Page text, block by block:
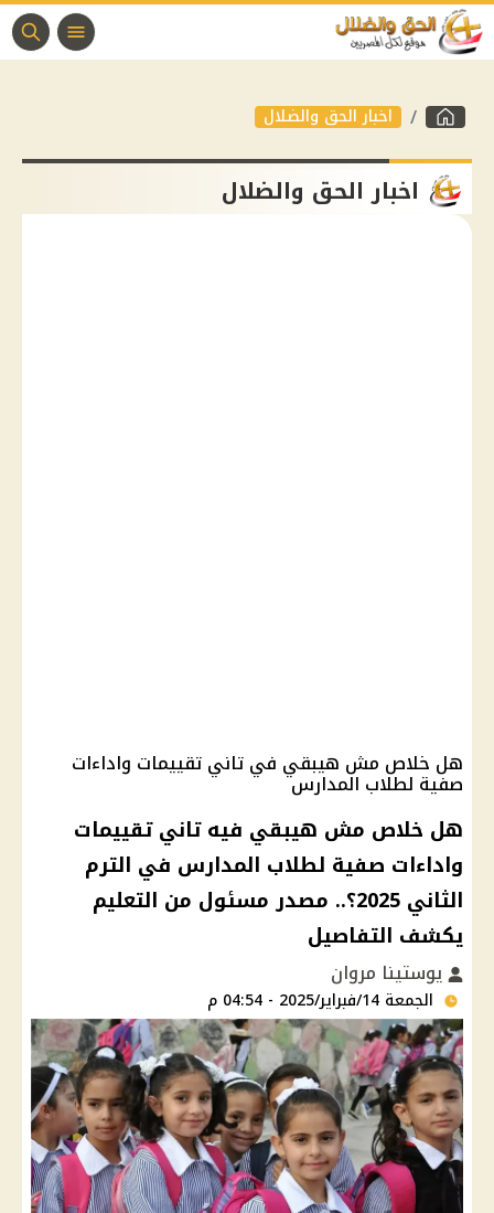
اخبار الحق والضلال
اخبار الحق والضلال
هل خلاص مش هيبقي في تاني تقييمات واداءات
صفية لطلاب المدارس
هل خلاص مش هيبقي فيه تاني تقييمات
واداءات صفية لطلاب المدارس في الترم
الثاني 2025؟.. مصدر مسئول من التعليم
يكشف التفاصيل
يوستينا مروان
الجمعة 14/فبراير/2025 - 04:54 م